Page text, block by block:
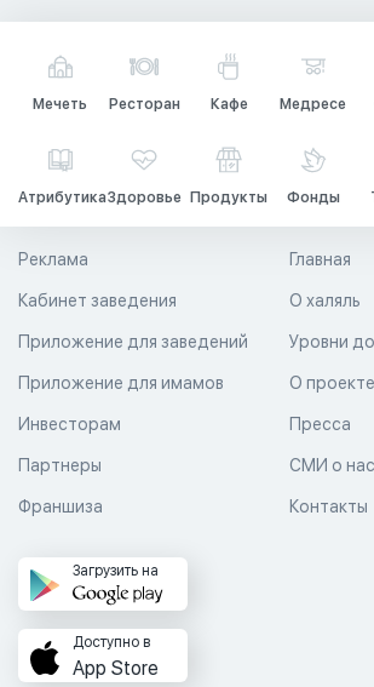
Мечеть Ресторан Кафе Медресе
АтрибутикаЗдоровье Продукты Фонды
Главная
О халяль
Уровни
Реклама
Кабинет заведения
Приложение для заведений
Приложение для имамов О проекте
Пресса
СМИ о нас
Контакты
Инвесторам
Партнеры
Франшиза
Загрузить на
Доступно в
App Store